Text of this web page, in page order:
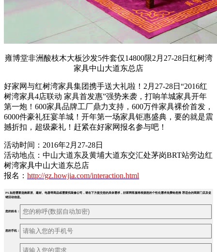
雍博堂非洲酸枝木大板沙发5件套仅14800限2月27-28日红树湾
家具中山大道东总店
好家网与红树湾家具集团携手送大礼啦！2月27-28日“2016红
树湾家具4店联动 家具首发惠”强势来袭，打响羊城家具开年
第一炮！600家具品牌工厂鼎力支持，600万件家具裸价首发，
6000件豪礼狂宴羊城！开年第一场家具钜惠盛典，要的就是震
撼折扣，超级豪礼！赶紧在好家网报名参与吧！
活动时间：2016年2月27-28日
活动地点：中山大道东及黄埔大道东交汇处茅岗BRT站旁边红
树湾家具中山大道东总店
报名： http://gz.howjia.com/interaction.html
PS.如您需要选购家居、建材、电器等商品或需要找装修公司，请在下方提交您的具体需求，好家网客服将根据您的个性化需求免费给您推 荐适合的商家门店及促
销活动信息。
您的姓名：
您的手机：